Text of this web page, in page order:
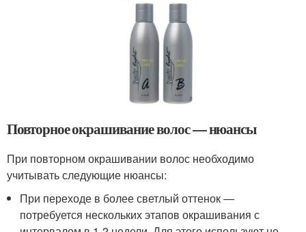
Повторное окрашивание волос — нюансы
При повторном окрашивании волос необходимо
учитывать следующие нюансы:
При переходе в более светлый оттенок —
потребуется нескольких этапов окрашивания с